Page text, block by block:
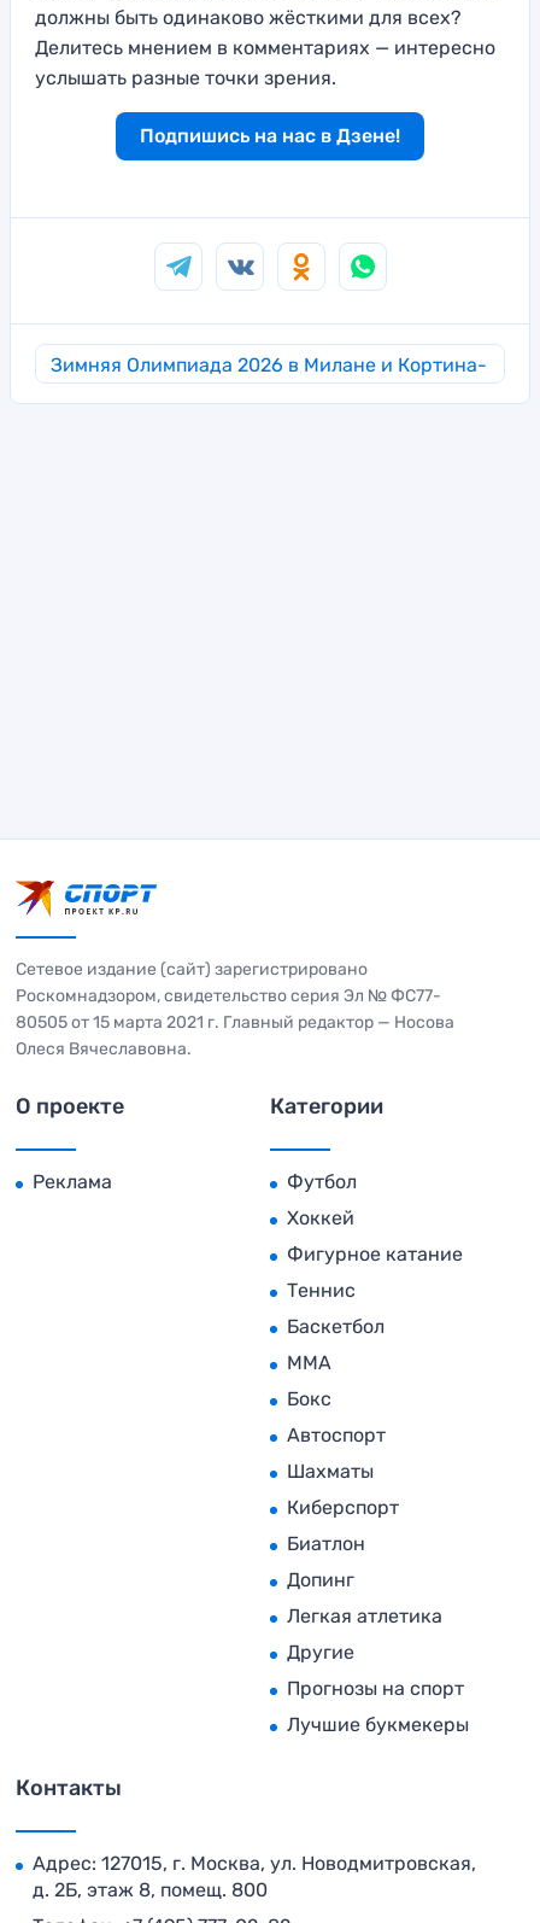
должны быть одинаково жёсткими для всех?
Делитесь мнением в комментариях — интересно
услышать разные точки зрения.
Подпишись на нас в Дзене!
Зимняя Олимпиада 2026 в Милане и Кортина-
д’Ампеццо
Сетевое издание (сайт) зарегистрировано
Роскомнадзором, свидетельство серия Эл № ФС77-
80505 от 15 марта 2021 г. Главный редактор — Носова
Олеся Вячеславовна.
О проекте
Реклама
Категории
Футбол
Хоккей
Фигурное катание
Теннис
Баскетбол
MMA
Бокс
Автоспорт
Шахматы
Киберспорт
Биатлон
Допинг
Легкая атлетика
Другие
Прогнозы на спорт
Лучшие букмекеры
Контакты
Адрес: 127015, г. Москва, ул. Новодмитровская,
д. 2Б, этаж 8, помещ. 800